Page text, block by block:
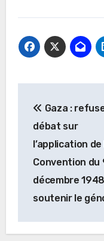
de
l’article
Gaza :
débat sur
l’application de
Convention du
décembre
soutenir le